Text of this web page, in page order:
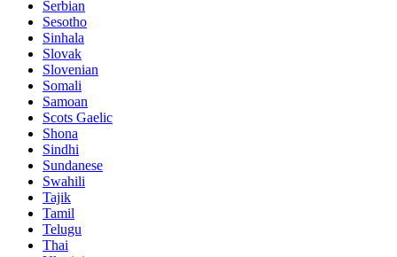
Serbian
Sesotho
Sinhala
Slovak
Slovenian
Somali
Samoan
Scots Gaelic
Shona
Sindhi
Sundanese
Swahili
Tajik
Tamil
Telugu
Thai